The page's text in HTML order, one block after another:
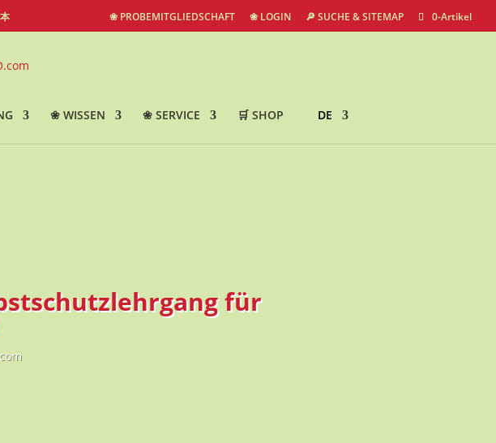
❀ PROBEMITGLIEDSCHAFT ❀ LOGIN 🔎 SUCHE & SITEMAP 0-Artikel
❀ WISSEN ❀ SERVICE 🛒 SHOP DE
für